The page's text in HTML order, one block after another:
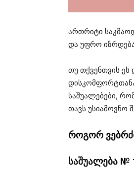
ართრიტი
და უფრო
თუ თქვენთვის
საშუალებები,
თავს უსიამოვნო
როგორ
საშუალება №